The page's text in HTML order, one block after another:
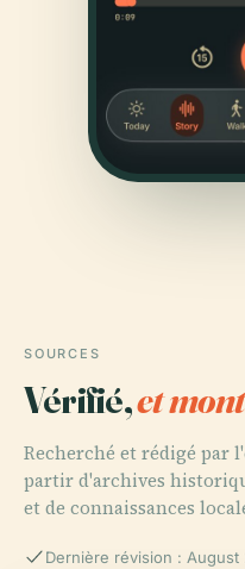
SOURCES
Vérifié,et
Recherché et rédigé par
partir d'archives
et de connaissances
Dernière révision : August